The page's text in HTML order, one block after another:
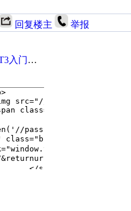
回复楼主 举报
培训！